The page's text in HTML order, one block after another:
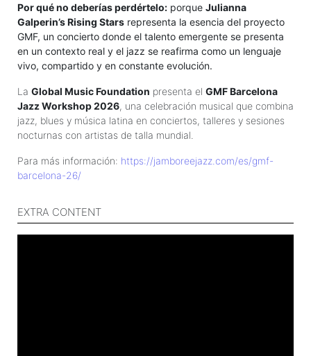
Por qué no deberías perdértelo: porque Julianna
Galperin’s Rising Stars representa la esencia del proyecto
GMF, un concierto donde el talento emergente se presenta
en un contexto real y el jazz se reafirma como un lenguaje
vivo, compartido y en constante evolución.
La Global Music Foundation presenta el GMF Barcelona
Jazz Workshop 2026, una celebración musical que combina
jazz, blues y música latina en conciertos, talleres y sesiones
nocturnas con artistas de talla mundial.
Para más información: https://jamboreejazz.com/es/gmf-
barcelona-26/
EXTRA CONTENT